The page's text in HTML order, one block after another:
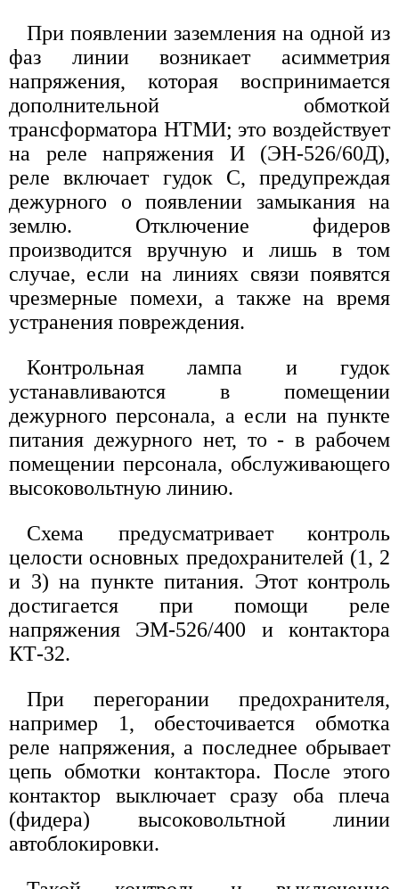
При появлении заземления на одной из
фаз линии возникает асимметрия
напряжения, которая воспринимается
дополнительной обмоткой
трансформатора НТМИ; это воздействует
на реле напряжения И (ЭН-526/60Д),
реле включает гудок С, предупреждая
дежурного о появлении замыкания на
землю. Отключение фидеров
производится вручную и лишь в том
случае, если на линиях связи появятся
чрезмерные помехи, а также на время
устранения повреждения.
Контрольная лампа и гудок
устанавливаются в помещении
дежурного персонала, а если на пункте
питания дежурного нет, то - в рабочем
помещении персонала, обслуживающего
высоковольтную линию.
Схема предусматривает контроль
целости основных предохранителей (1, 2
и 3) на пункте питания. Этот контроль
достигается при помощи реле
напряжения ЭМ-526/400 и контактора
КТ-32.
При перегорании предохранителя,
например 1, обесточивается обмотка
реле напряжения, а последнее обрывает
цепь обмотки контактора. После этого
контактор выключает сразу оба плеча
(фидера) высоковольтной линии
автоблокировки.